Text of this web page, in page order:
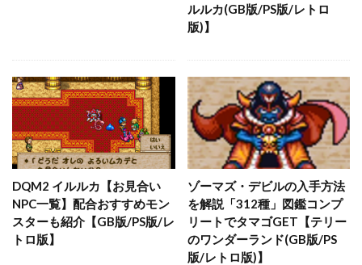
ルルカ(GB版/PS版/レトロ
版)】
DQM2 イルルカ【お見合い
NPC一覧】配合おすすめモン
スターも紹介【GB版/PS版/レ
トロ版】
ゾーマズ・デビルの入手方法
を解説「312種」図鑑コンプ
リートでタマゴGET【テリー
のワンダーランド(GB版/PS
版/レトロ版)】